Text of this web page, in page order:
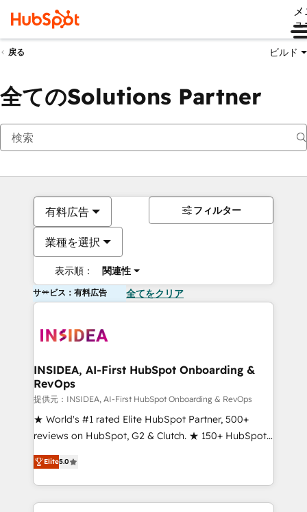
ュ
戻る ビルド
全てのSolutions Partner
有料広告
業種を選択
表示順： 関連性
フィルター
サービス：有料広告 全てをクリア
INSIDEA, AI-First HubSpot Onboarding &
RevOps
提供元：INSIDEA, AI-First HubSpot Onboarding & RevOps
★ World's #1 rated Elite HubSpot Partner, 500+
reviews on HubSpot, G2 & Clutch. ★ 150+ HubSpot
Certified Experts & Trainers across the team ★
1,500+ implementations across five continents ★ AI-
First, RevOps-led, Onboarding obsessed ★
Company of the Year 2024/25 INSIDEA helps
Elite5.0